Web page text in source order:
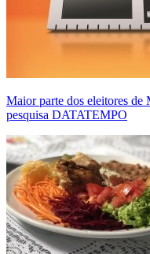
Maior parte dos eleitores de
pesquisa DATATEMPO